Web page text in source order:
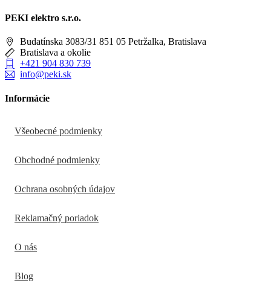
PEKI elektro s.r.o.
Budatínska 3083/31 851 05 Petržalka, Bratislava
Bratislava a okolie
+421 904 830 739
info@peki.sk
Informácie
Všeobecné podmienky
Obchodné podmienky
Ochrana osobných údajov
Reklamačný poriadok
O nás
Blog